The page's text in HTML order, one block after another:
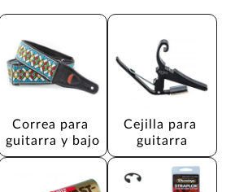
Correa para
guitarra y bajo
Cejilla para
guitarra